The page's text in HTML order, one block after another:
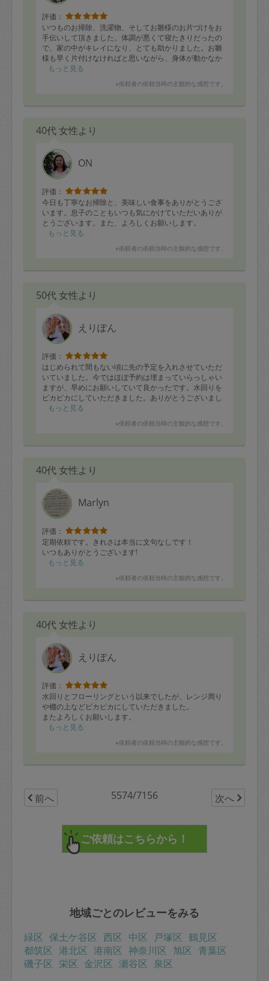
評価：
いつものお掃除、洗濯物、そしてお雛様のお片づけをお
手伝いして頂きました。体調が悪くて寝たきりだったの
で、家の中がキレイになり、とても助かりました。お雛
様も早く片付けなければと思いながら、身体が動かなか
ったので、本当に助かりました。ありがとうございまし
また次回もどうぞよろしくお願い致します。
もっと見る
※依頼者の依頼当時の主観的な感想です。
40代 女性より
ON
評価：
今日も丁寧なお掃除と、美味しい食事をありがとうござ
います。息子のこともいつも気にかけていただいありが
とうございます。また、よろしくお願いします。
もっと見る
※依頼者の依頼当時の主観的な感想です。
50代 女性より
えりぽん
評価：
はじめられて間もない頃に先の予定を入れさせていただ
いていました。今ではほぼ予約は埋まっていらっしゃい
ますが、早めにお願いしていて良かったです。水回りを
ピカピカにしていただきました。ありがとうございまし
た。もっと見る
※依頼者の依頼当時の主観的な感想です。
40代 女性より
Marlyn
評価：
定期依頼です。きれさは本当に文句なしです！
いつもありがとうございます!
もっと見る
※依頼者の依頼当時の主観的な感想です。
40代 女性より
えりぽん
評価：
水回りとフローリングという以来でしたが、レンジ周り
や棚の上などピカピカにしていただきました。
またよろしくお願いします。
もっと見る
※依頼者の依頼当時の主観的な感想です。
前へ 5574/7156 次へ
地域ごとのレビューをみる
緑区 保土ケ谷区 西区 中区 戸塚区 鶴見区
都筑区 港北区 港南区 神奈川区 旭区 青葉区
磯子区 栄区 金沢区 瀬谷区 泉区